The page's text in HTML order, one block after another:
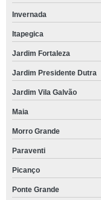
Invernada
Itapegica
Jardim Fortaleza
Jardim Presidente Dutra
Jardim Vila Galvão
Maia
Morro Grande
Paraventi
Picanço
Ponte Grande